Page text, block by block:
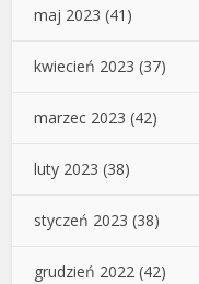
maj 2023 (41)
kwiecień 2023 (37)
marzec 2023 (42)
luty 2023 (38)
styczeń 2023 (38)
grudzień 2022 (42)